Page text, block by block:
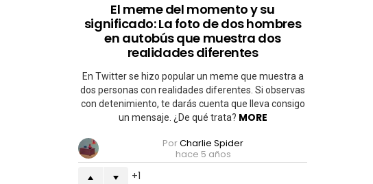
y
su
significado:
La
foto
dos
hombres
en
autobús
que
dos
realidades
diferentes
El meme del momento y su
significado: La foto de dos hombres
en autobús que muestra dos
realidades diferentes
En Twitter se hizo popular un meme que muestra a
dos personas con realidades diferentes. Si observas
con detenimiento, te darás cuenta que lleva consigo
un mensaje. ¿De qué trata? MORE
PorCharlie Spider
hace 5 años
1